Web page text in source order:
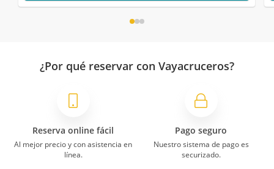
¿Por qué reservar con Vayacruceros?
Reserva online fácil
Al mejor precio y con asistencia en
línea.
Pago seguro
Nuestro sistema de pago es
securizado.